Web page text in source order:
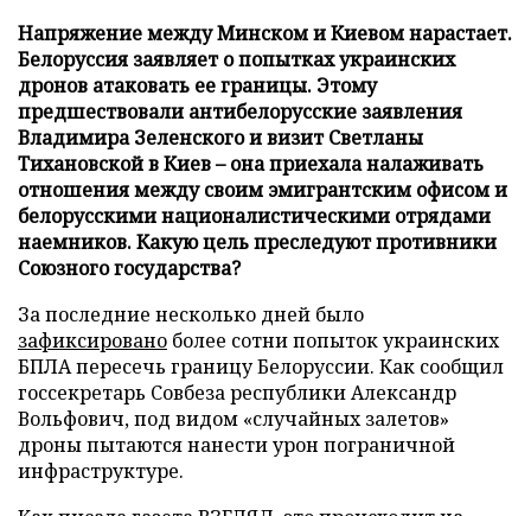
Напряжение между Минском и Киевом нарастает.
Белоруссия заявляет о попытках украинских
дронов атаковать ее границы. Этому
предшествовали антибелорусские заявления
Владимира Зеленского и визит Светланы
Тихановской в Киев – она приехала налаживать
отношения между своим эмигрантским офисом и
белорусскими националистическими отрядами
наемников. Какую цель преследуют противники
Союзного государства?
За последние несколько дней было
зафиксировано более сотни попыток украинских
БПЛА пересечь границу Белоруссии. Как сообщил
госсекретарь Совбеза республики Александр
Вольфович, под видом «случайных залетов»
дроны пытаются нанести урон пограничной
инфраструктуре.